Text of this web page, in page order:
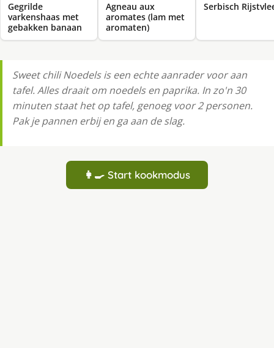
Gegrilde
varkenshaas met
gebakken banaan
Agneau aux
aromates (lam met
aromaten)
Serbisch
Sweet chili Noedels is een echte aanrader voor aan
tafel. Alles draait om noedels en paprika. In zo'n 30
minuten staat het op tafel, genoeg voor 2 personen.
Pak je pannen erbij en ga aan de slag.
👩‍🍳 Start kookmodus